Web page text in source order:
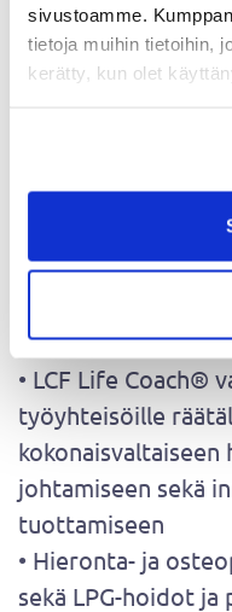
sivustoamme.
tietoja muihin tietoihin,
kerätty, kun olet
johdolla
• 1600m2
• Erillinen naisten
• Tarjoamme
nykyaikaisen ja
sovellukseen
• Tarjoamme
liikuntapäiviä
• LCF Life Coach®
työyhteisöille
johtamiseen sekä
tuottamiseen
• Hieronta- ja
sekä LPG-hoidot